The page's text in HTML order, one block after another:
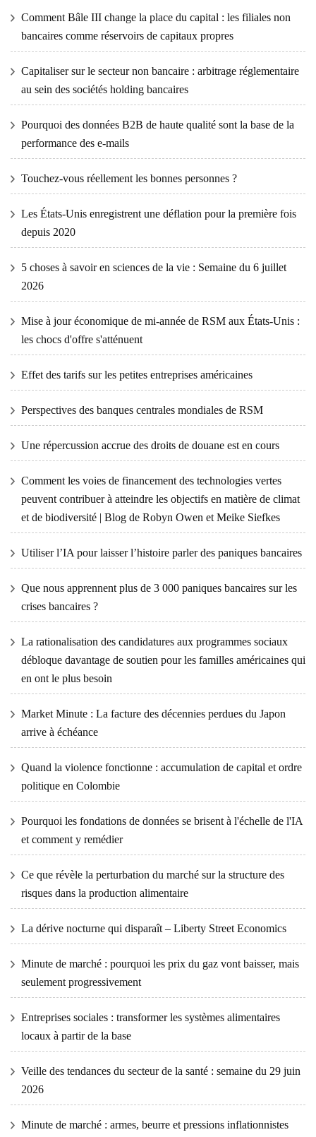
Comment Bâle III change la place du capital : les filiales non
bancaires comme réservoirs de capitaux propres
Capitaliser sur le secteur non bancaire : arbitrage réglementaire
au sein des sociétés holding bancaires
Pourquoi des données B2B de haute qualité sont la base de la
performance des e-mails
Touchez-vous réellement les bonnes personnes ?
Les États-Unis enregistrent une déflation pour la première fois
depuis 2020
5 choses à savoir en sciences de la vie : Semaine du 6 juillet
2026
Mise à jour économique de mi-année de RSM aux États-Unis :
les chocs d'offre s'atténuent
Effet des tarifs sur les petites entreprises américaines
Perspectives des banques centrales mondiales de RSM
Une répercussion accrue des droits de douane est en cours
Comment les voies de financement des technologies vertes
peuvent contribuer à atteindre les objectifs en matière de climat
et de biodiversité | Blog de Robyn Owen et Meike Siefkes
Utiliser l’IA pour laisser l’histoire parler des paniques bancaires
Que nous apprennent plus de 3 000 paniques bancaires sur les
crises bancaires ?
La rationalisation des candidatures aux programmes sociaux
débloque davantage de soutien pour les familles américaines qui
en ont le plus besoin
Market Minute : La facture des décennies perdues du Japon
arrive à échéance
Quand la violence fonctionne : accumulation de capital et ordre
politique en Colombie
Pourquoi les fondations de données se brisent à l'échelle de l'IA
et comment y remédier
Ce que révèle la perturbation du marché sur la structure des
risques dans la production alimentaire
La dérive nocturne qui disparaît – Liberty Street Economics
Minute de marché : pourquoi les prix du gaz vont baisser, mais
seulement progressivement
Entreprises sociales : transformer les systèmes alimentaires
locaux à partir de la base
Veille des tendances du secteur de la santé : semaine du 29 juin
2026
Minute de marché : armes, beurre et pressions inflationnistes